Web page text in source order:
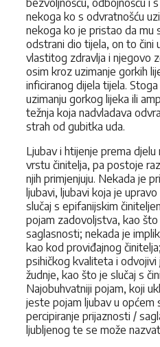
bezvoljnošću, odbojnošću i
nekoga ko s odvratnošću
nekoga ko je pristao da mu
odstrani dio tijela, on to čini
vlastitog zdravlja i njegovo
osim kroz uzimanje gorkih
inficiranog dijela tijela.
uzimanju gorkog lijeka ili
težnja koja nadvladava
strah od gubitka uda.
Ljubav i htijenje prema
vrstu činitelja, pa postoje
njih primjenjuju. Nekada je
ljubavi, ljubavi koja je
slučaj s epifanijskim
pojam zadovoljstva, kao
saglasnosti; nekada je
kao kod proviđajnog
psihičkog kvaliteta i
žudnje, kao što je slučaj s
Najobuhvatniji pojam, koji
jeste pojam ljubav u općem
percipiranje prijaznosti /
ljubljenog te se može